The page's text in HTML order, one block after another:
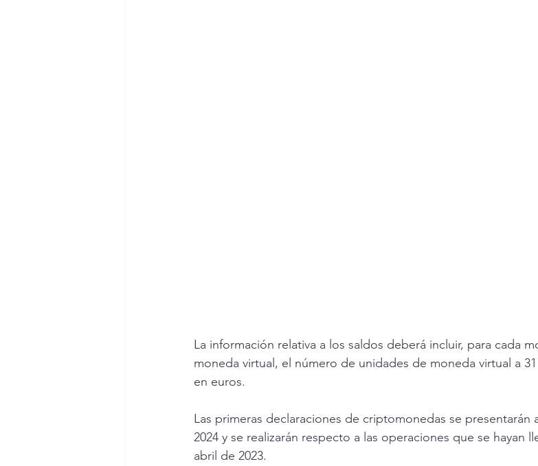
La información relativa a los saldos deberá incluir, para cada
moneda virtual, el número de unidades de moneda virtual a
en euros.
Las primeras declaraciones de criptomonedas se
2024 y se realizarán respecto a las operaciones que se hayan
abril de 2023.